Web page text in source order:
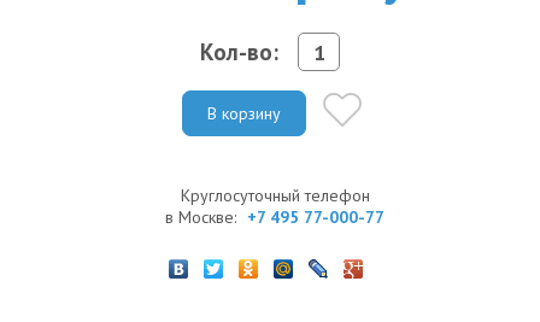
Кол-во:
В корзину
Круглосуточный телефон
в Москве: +7 495 77-000-77